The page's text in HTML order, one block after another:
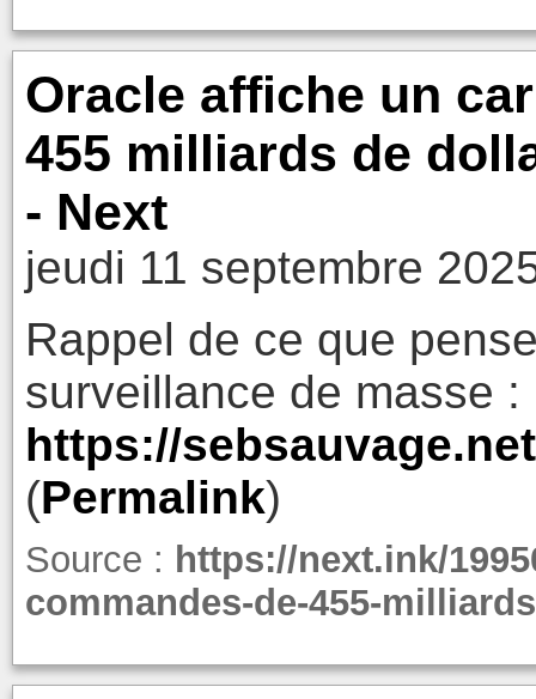
Oracle affiche un
455 milliards de
- Next
jeudi 11 septembre
Rappel de ce que
surveillance de masse :
https://
(Permalink)
Source : https://next.ink/
commandes-de-455-